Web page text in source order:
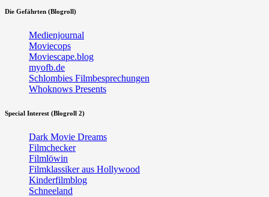
Die Gefährten (Blogroll)
Medienjournal
Moviecops
Moviescape.blog
myofb.de
Schlombies Filmbesprechungen
Whoknows Presents
Special Interest (Blogroll 2)
Dark Movie Dreams
Filmchecker
Filmlöwin
Filmklassiker aus Hollywood
Kinderfilmblog
Schneeland